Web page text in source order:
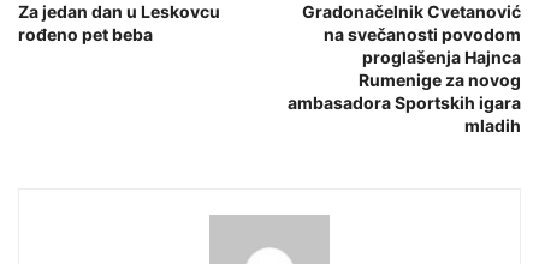
Za jedan dan u Leskovcu
rođeno pet beba
Gradonačelnik Cvetanović
na svečanosti povodom
proglašenja Hajnca
Rumenige za novog
ambasadora Sportskih igara
mladih